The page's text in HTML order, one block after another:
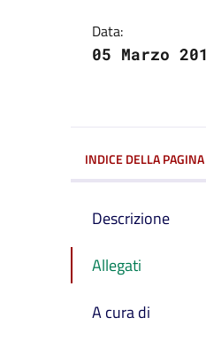
Data:
05 Marzo
INDICE DELLA PAGINA
Descrizione
Allegati
A cura di